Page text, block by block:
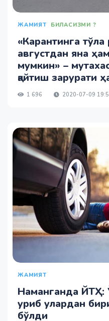
ЖАМИЯТ БИЛАСИЗМИ ?
«Карантинга тўла
августдан яна
мумкин» –
қайтиш зарурати
1 696 2020-07-09
ЖАМИЯТ
Наманганда ЙТҲ:
уриб улардан
бўлди